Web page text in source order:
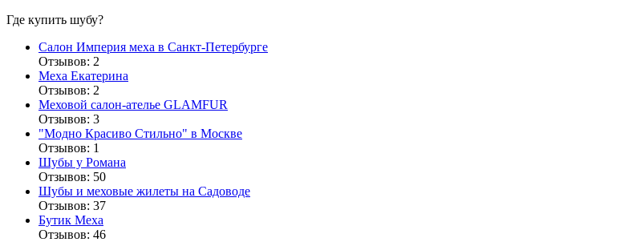
Где купить шубу?
Салон Империя меха в Санкт-Петербурге
Отзывов: 2
Меха Екатерина
Отзывов: 2
Меховой салон-ателье GLAMFUR
Отзывов: 3
"Модно Красиво Стильно" в Москве
Отзывов: 1
Шубы у Романа
Отзывов: 50
Шубы и меховые жилеты на Садоводе
Отзывов: 37
Бутик Меха
Отзывов: 46